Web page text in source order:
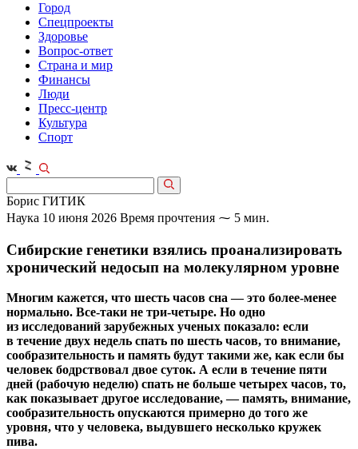
Город
Спецпроекты
Здоровье
Вопрос-ответ
Страна и мир
Финансы
Люди
Пресс-центр
Культура
Спорт
Борис ГИТИК
Наука 10 июня 2026 Время прочтения ⁓ 5 мин.
Сибирские генетики взялись проанализировать
хронический недосып на молекулярном уровне
Многим кажется, что шесть часов сна — это более-менее
нормально. Все‑таки не три-четыре. Но одно
из исследований зарубежных ученых показало: если
в течение двух недель спать по шесть часов, то внимание,
сообразительность и память будут такими же, как если бы
человек бодрствовал двое суток. А если в течение пяти
дней (рабочую неделю) спать не больше четырех часов, то,
как показывает другое исследование, — память, внимание,
сообразительность опускаются примерно до того же
уровня, что у человека, выдувшего несколько кружек
пива.